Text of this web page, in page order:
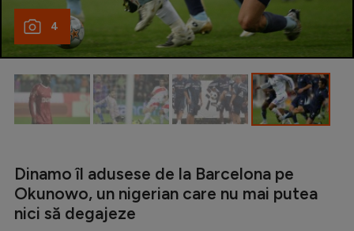
4
Dinamo îl adusese de la Barcelona pe
Okunowo, un nigerian care nu mai putea
nici să degajeze